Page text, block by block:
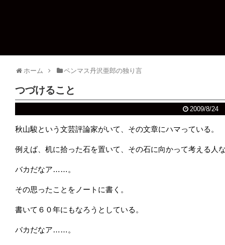
ホーム ペンマス丹沢亜郎の独り言
つづけること
2009/8/24
秋山駿という文芸評論家がいて、その文章にハマっている。
例えば、机に拾った石を置いて、その石に向かって考える人
バカだなア……。
その思ったことをノートに書く。
書いて６０年にもなろうとしている。
バカだなア……。